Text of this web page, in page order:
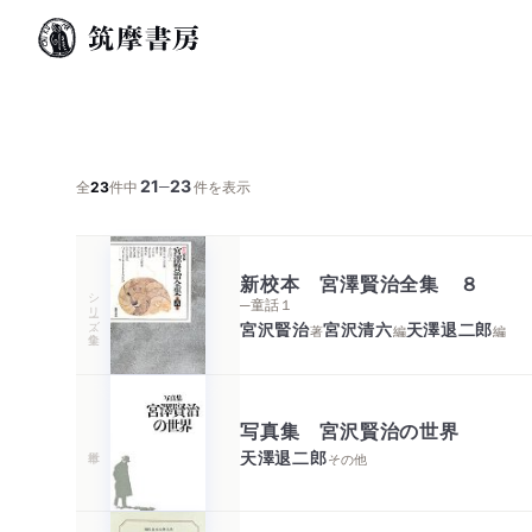
全23件中21─23件を表示
シリーズ・全集
新校本 宮澤賢治全集 ８
─童話１
宮沢賢治著宮沢清六編天澤退二郎編
写真集 宮沢賢治の世界
天澤退二郎その他